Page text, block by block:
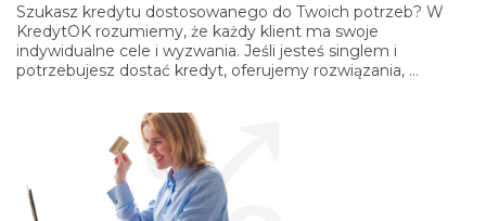
Szukasz kredytu dostosowanego do Twoich potrzeb? W
KredytOK rozumiemy, że każdy klient ma swoje
indywidualne cele i wyzwania. Jeśli jesteś singlem i
potrzebujesz dostać kredyt, oferujemy rozwiązania, …